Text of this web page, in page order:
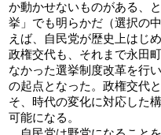
か動かせないものがある、
挙」でも明らかだ（選択の
えば、自民党が歴史上はじ
政権交代も、それまで永田
なかった選挙制度改革を行
の起点となった。政権交代
そ、時代の変化に対応した
可能になる。